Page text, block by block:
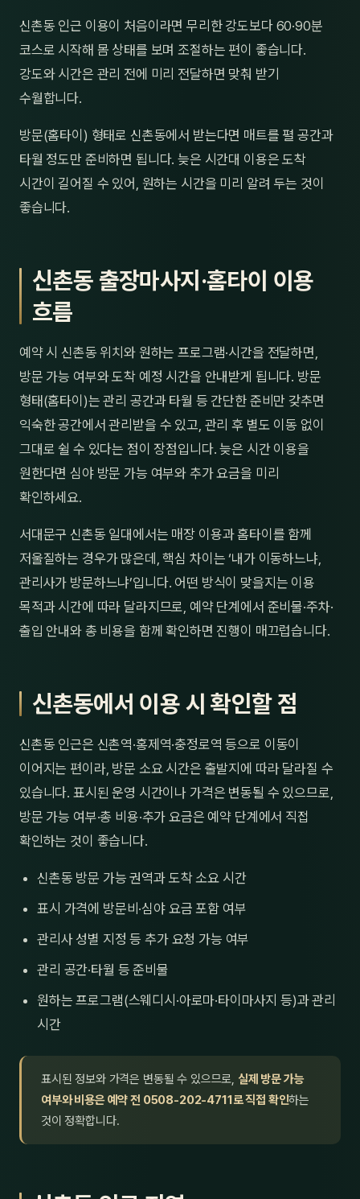
신촌동 인근 이용이 처음이라면 무리한 강도보다 60·90분
코스로 시작해 몸 상태를 보며 조절하는 편이 좋습니다.
강도와 시간은 관리 전에 미리 전달하면 맞춰 받기
수월합니다.
방문(홈타이) 형태로 신촌동에서 받는다면 매트를 펼 공간과
타월 정도만 준비하면 됩니다. 늦은 시간대 이용은 도착
시간이 길어질 수 있어, 원하는 시간을 미리 알려 두는 것이
좋습니다.
신촌동 출장마사지·홈타이 이용
흐름
예약 시 신촌동 위치와 원하는 프로그램·시간을 전달하면,
방문 가능 여부와 도착 예정 시간을 안내받게 됩니다. 방문
형태(홈타이)는 관리 공간과 타월 등 간단한 준비만 갖추면
익숙한 공간에서 관리받을 수 있고, 관리 후 별도 이동 없이
그대로 쉴 수 있다는 점이 장점입니다. 늦은 시간 이용을
원한다면 심야 방문 가능 여부와 추가 요금을 미리
확인하세요.
서대문구 신촌동 일대에서는 매장 이용과 홈타이를 함께
저울질하는 경우가 많은데, 핵심 차이는 ‘내가 이동하느냐,
관리사가 방문하느냐’입니다. 어떤 방식이 맞을지는 이용
목적과 시간에 따라 달라지므로, 예약 단계에서 준비물·주차·
출입 안내와 총 비용을 함께 확인하면 진행이 매끄럽습니다.
신촌동에서 이용 시 확인할 점
신촌동 인근은 신촌역·홍제역·충정로역 등으로 이동이
이어지는 편이라, 방문 소요 시간은 출발지에 따라 달라질 수
있습니다. 표시된 운영 시간이나 가격은 변동될 수 있으므로,
방문 가능 여부·총 비용·추가 요금은 예약 단계에서 직접
확인하는 것이 좋습니다.
신촌동 방문 가능 권역과 도착 소요 시간
표시 가격에 방문비·심야 요금 포함 여부
관리사 성별 지정 등 추가 요청 가능 여부
관리 공간·타월 등 준비물
원하는 프로그램(스웨디시·아로마·타이마사지 등)과 관리
시간
표시된 정보와 가격은 변동될 수 있으므로, 실제 방문 가능
여부와 비용은 예약 전 0508-202-4711로 직접 확인하는
것이 정확합니다.